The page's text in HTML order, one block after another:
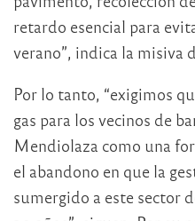
retardo esencial para
verano”, indica la misiva
Por lo tanto, “exigimos
gas para los vecinos de
Mendiolaza como una
el abandono en que la
sumergido a este sector